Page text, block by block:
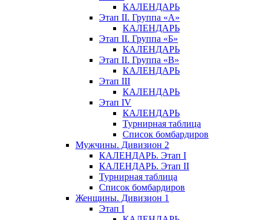
КАЛЕНДАРЬ
Этап II. Группа «А»
КАЛЕНДАРЬ
Этап II. Группа «Б»
КАЛЕНДАРЬ
Этап II. Группа «В»
КАЛЕНДАРЬ
Этап III
КАЛЕНДАРЬ
Этап IV
КАЛЕНДАРЬ
Турнирная таблица
Список бомбардиров
Мужчины. Дивизион 2
КАЛЕНДАРЬ. Этап I
КАЛЕНДАРЬ. Этап II
Турнирная таблица
Список бомбардиров
Женщины. Дивизион 1
Этап I